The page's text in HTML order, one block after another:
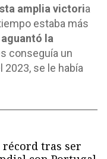
amplia victoria
estaba más
la
conseguía un
2023, se le había
tras ser